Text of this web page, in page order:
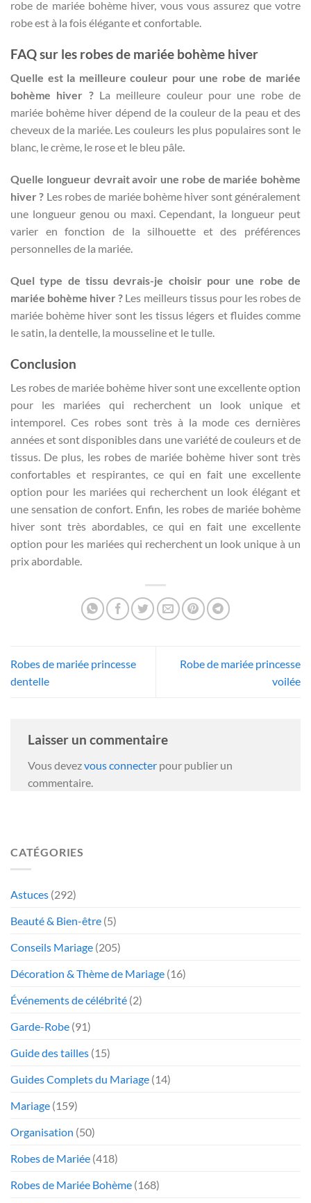
robe de mariée bohème hiver, vous vous assurez que votre
robe est à la fois élégante et confortable.
FAQ sur les robes de mariée bohème hiver
Quelle est la meilleure couleur pour une robe de mariée
bohème hiver ?La meilleure couleur pour une robe de
mariée bohème hiver dépend de la couleur de la peau et des
cheveux de la mariée. Les couleurs les plus populaires sont le
blanc, le crème, le rose et le bleu pâle.
Quelle longueur devrait avoir une robe de mariée bohème
hiver ? Les robes de mariée bohème hiver sont généralement
une longueur genou ou maxi. Cependant, la longueur peut
varier en fonction de la silhouette et des préférences
personnelles de la mariée.
Quel type de tissu devrais-je choisir pour une robe de
mariée bohème hiver ? Les meilleurs tissus pour les robes de
mariée bohème hiver sont les tissus légers et fluides comme
le satin, la dentelle, la mousseline et le tulle.
Conclusion
Les robes de mariée bohème hiver sont une excellente option
pour les mariées qui recherchent un look unique et
intemporel. Ces robes sont très à la mode ces dernières
années et sont disponibles dans une variété de couleurs et de
tissus. De plus, les robes de mariée bohème hiver sont très
confortables et respirantes, ce qui en fait une excellente
option pour les mariées qui recherchent un look élégant et
une sensation de confort. Enfin, les robes de mariée bohème
hiver sont très abordables, ce qui en fait une excellente
option pour les mariées qui recherchent un look unique à un
prix abordable.
Robes de mariée princesse
dentelle
Robe de mariée princesse
voilée
Laisser un commentaire
Vous devezvous connecter pour publier un
commentaire.
CATÉGORIES
Astuces (292)
Beauté & Bien-être (5)
Conseils Mariage (205)
Décoration & Thème de Mariage (16)
Événements de célébrité (2)
Garde-Robe (91)
Guide des tailles (15)
Guides Complets du Mariage (14)
Mariage (159)
Organisation (50)
Robes de Mariée (418)
Robes de Mariée Bohème (168)